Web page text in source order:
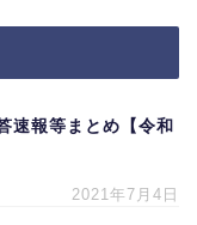
速報等まとめ【令和
2021年7月4日